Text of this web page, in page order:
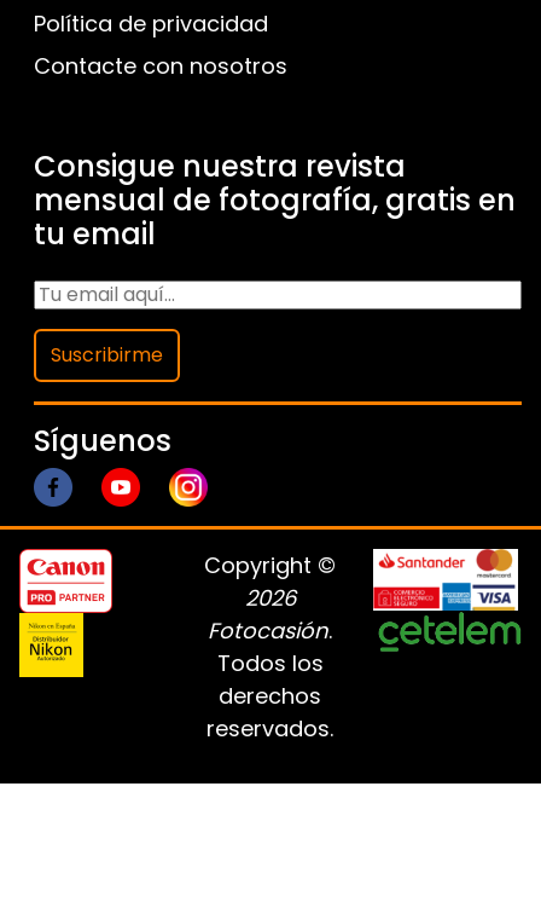
Política de privacidad
Contacte con nosotros
Consigue nuestra revista
mensual de fotografía, gratis en
tu email
Suscribirme
Síguenos
Copyright ©
2026
Fotocasión.
Todos los
derechos
reservados.